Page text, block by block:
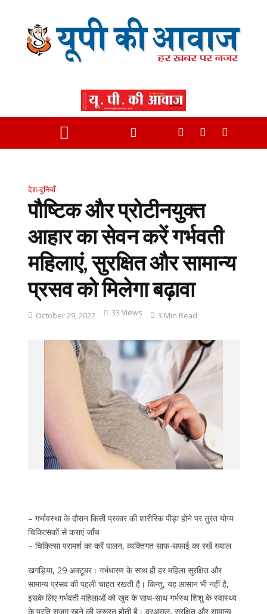
देश-दुनियाँ
पौष्टिक और प्रोटीनयुक्त
आहार का सेवन करें गर्भवती
महिलाएं, सुरक्षित और सामान्य
प्रसव को मिलेगा बढ़ावा
October 29, 2022 33 Views 3 Min Read
– गर्भावस्था के दौरान किसी प्रकार की शारीरिक पीड़ा होने पर तुरंत योग्य
चिकित्सकों से कराएं जाँच
– चिकित्सा परामर्श का करें पालन, व्यक्तिगत साफ-सफाई का रखें ख्याल
खगड़िया, 29 अक्टूबर। गर्भधारण के साथ ही हर महिला सुरक्षित और
सामान्य प्रसव की पहली चाहत रखती है। किन्तु, यह आसान भी नहीं है,
इसके लिए गर्भवती महिलाओं को खुद के साथ-साथ गर्भस्थ शिशु के स्वास्थ्य
के प्रति सजग रहने की जरूरत होती है। दरअसल, सुरक्षित और सामान्य